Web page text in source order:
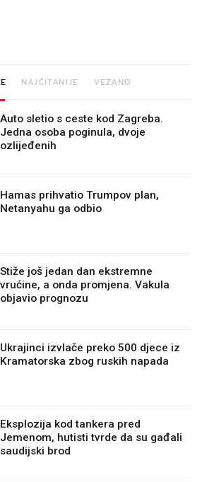
NAJČITANIJE VEZANO
Auto sletio s ceste kod Zagreba.
Jedna osoba poginula, dvoje
ozlijeđenih
Hamas prihvatio Trumpov plan,
Netanyahu ga odbio
Stiže još jedan dan ekstremne
vrućine, a onda promjena. Vakula
objavio prognozu
Ukrajinci izvlače preko 500 djece iz
Kramatorska zbog ruskih napada
Eksplozija kod tankera pred
Jemenom, hutisti tvrde da su gađali
saudijski brod